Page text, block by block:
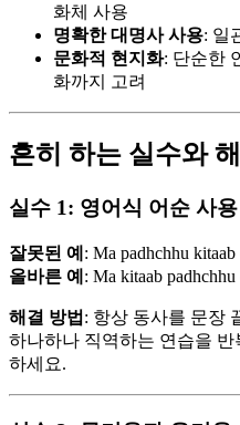
화체 사용
명확한 대명사 사용: 일
문화적 현지화: 단순한
화까지 고려
흔히 하는 실수와
실수 1: 영어식 어순 사용
잘못된 예 : Ma padhchhu
올바른 예 : Ma kitaab
해결 방법 : 항상 동사를 문장
하나하나 직역하는 연습을
하세요.